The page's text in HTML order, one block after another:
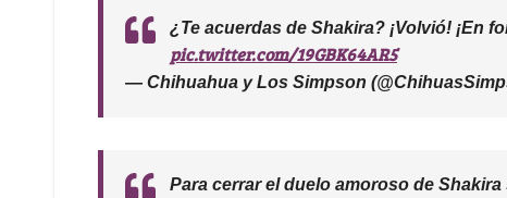
¿Te acuerdas de Shakira? ¡Volvió! ¡En
pic.twitter.com/19GBK64AR5
— Chihuahua y Los Simpson
Para cerrar el duelo amoroso de